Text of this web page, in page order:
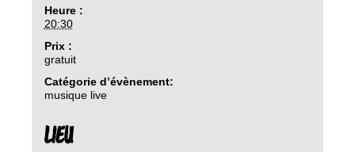
Heure :
20:30
Prix :
gratuit
Catégorie d’évènement:
musique live
LIEU